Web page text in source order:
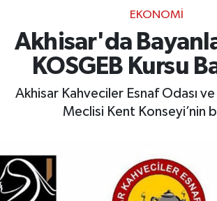
EKONOMI
Akhisar'da
KOSGEB Kursu
Akhisar Kahveciler Esnaf Odası ve
Meclisi Kent Konseyi’nin
Ekonomi
Tarım-Gıda
Magazin
Duyurular
Röportaj
Dünya
Kadın
Teknoloji
Ekonomi
Magazin
Duyurular
Tarım-Gıda
Süper Lig Puan Durumu ve Fikstür
Tüm Manşetler
Son Dakika Haberleri